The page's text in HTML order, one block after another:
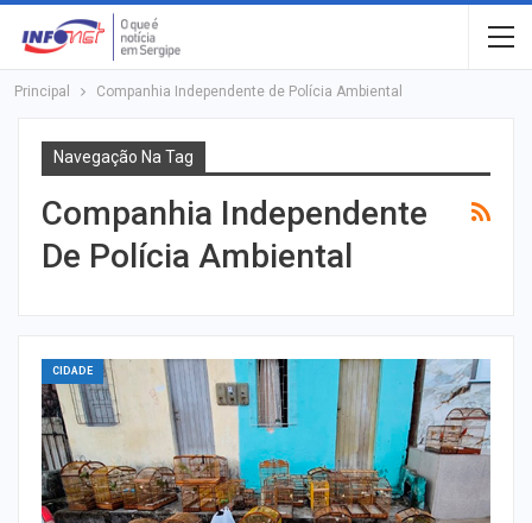
Principal Companhia Independente de Polícia Ambiental
Navegação Na Tag
Companhia Independente
De Polícia Ambiental
CIDADE